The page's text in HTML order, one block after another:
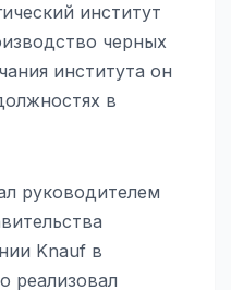
институт
черных
института он
в
руководителем
Knauf в
реализовал